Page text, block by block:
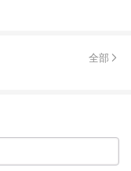
全部